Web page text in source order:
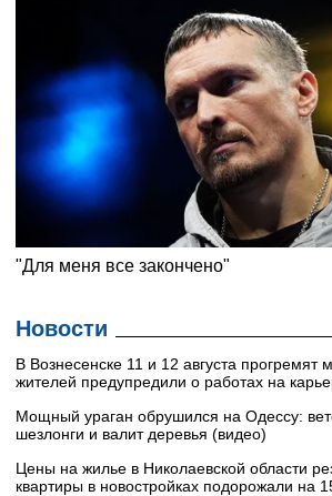
Новости
В Вознесенске 11 и 12 августа прогремят
жителей предупредили о работах на
Мощный ураган обрушился на Одессу:
шезлонги и валит деревья (видео)
Цены на жилье в Николаевской области
квартиры в новостройках подорожали на